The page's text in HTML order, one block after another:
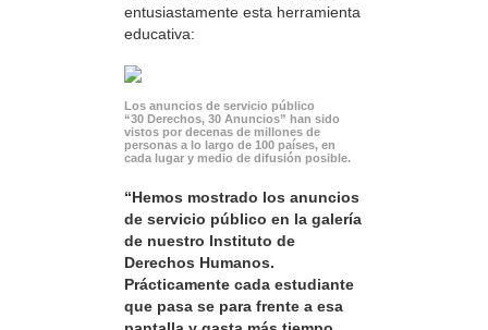
entusiastamente esta herramienta
educativa:
Los anuncios de servicio público
“30 Derechos, 30 Anuncios” han sido
vistos por decenas de millones de
personas a lo largo de 100 países, en
cada lugar y medio de difusión posible.
“Hemos mostrado los anuncios
de servicio público en la galería
de nuestro Instituto de
Derechos Humanos.
Prácticamente cada estudiante
que pasa se para frente a esa